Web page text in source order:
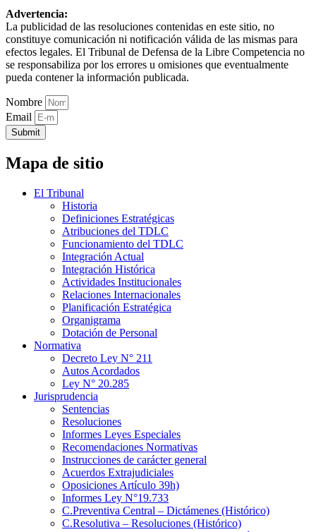
Advertencia:
La publicidad de las resoluciones contenidas en este sitio, no
constituye comunicación ni notificación válida de las mismas para
efectos legales. El Tribunal de Defensa de la Libre Competencia no
se responsabiliza por los errores u omisiones que eventualmente
pueda contener la información publicada.
Nombre
Email
Submit
Mapa de sitio
El Tribunal
Historia
Definiciones Estratégicas
Atribuciones del TDLC
Funcionamiento del TDLC
Integración Actual
Integración Histórica
Actividades Institucionales
Relaciones Internacionales
Planificación Estratégica
Organigrama
Dotación de Personal
Normativa
Decreto Ley N° 211
Autos Acordados
Ley N° 20.285
Jurisprudencia
Sentencias
Resoluciones
Informes Leyes Especiales
Recomendaciones Normativas
Instrucciones de carácter general
Acuerdos Extrajudiciales
Oposiciones Artículo 39h)
Informes Ley N°19.733
C.Preventiva Central – Dictámenes (Histórico)
C.Resolutiva – Resoluciones (Histórico)